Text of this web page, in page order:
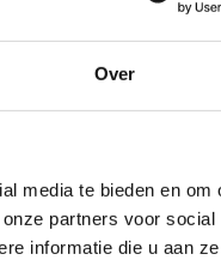
Over
media te bieden en om
partners voor social
informatie die u aan
Telefonisch
088 3100